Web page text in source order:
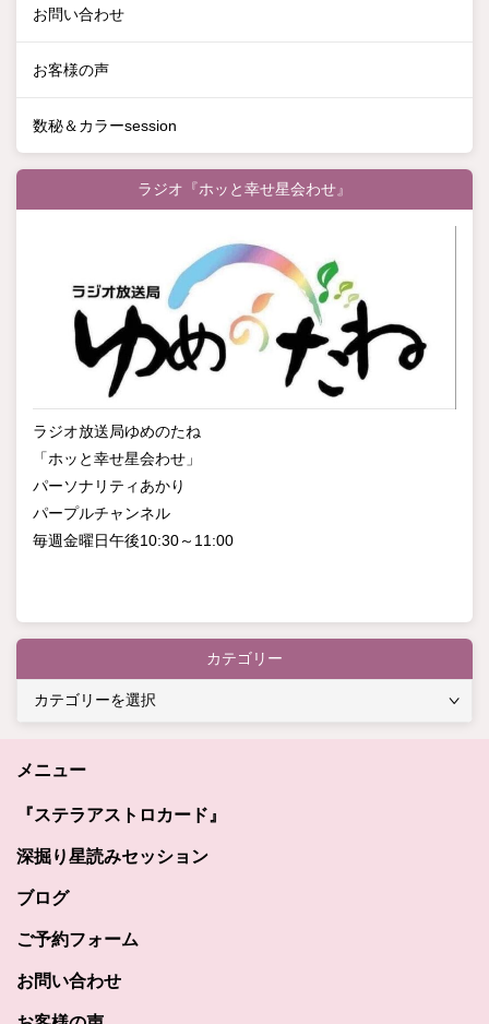
お問い合わせ
お客様の声
数秘＆カラーsession
ラジオ『ホッと幸せ星会わせ』
ラジオ放送局ゆめのたね
「ホッと幸せ星会わせ」
パーソナリティあかり
パープルチャンネル
毎週金曜日午後10:30～11:00
カテゴリー
リ
メニュー
『ステラアストロカード』
深掘り星読みセッション
ブログ
ご予約フォーム
お問い合わせ